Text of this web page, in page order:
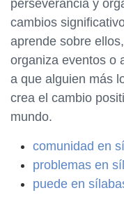
perseverancia y
cambios
aprende sobre
organiza eventos o
a que alguien más
crea el cambio
mundo.
comunidad en
problemas en
puede en